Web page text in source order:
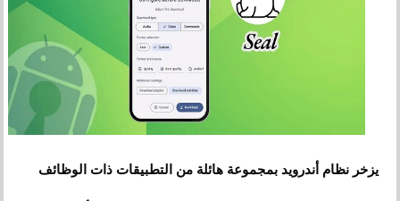
يزخر نظام أندرويد بمجموعة هائلة من التطبيقات ذات الوظائف